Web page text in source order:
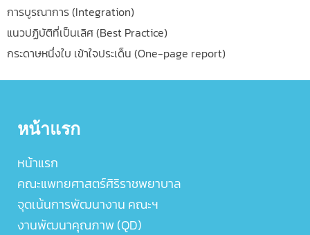
การบูรณาการ (Integration)
แนวปฏิบัติที่เป็นเลิศ (Best Practice)
กระดาษหนึ่งใบ เข้าใจประเด็น (One-page report)
หน้าแรก
หน้าแรก
คณะแพทยศาสตร์ศิริราชพยาบาล
จุดเน้นการพัฒนางาน คณะฯ
งานพัฒนาคุณภาพ (QD)